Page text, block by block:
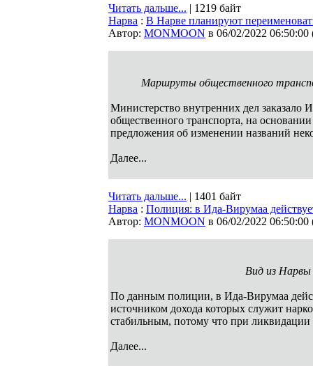
Читать дальше... | 1219 байт
Нарва : В Нарве планируют
Автор: MONMOON в 06/02/2022 06:50:00
Маршруты общественного
Министерство внутренних дел заказало
общественного транспорта, на
предложения об изменении названий
Далее...
Читать дальше... | 1401 байт
Нарва : Полиция: в Ида-Вирумаа
Автор: MONMOON в 06/02/2022 06:50:00
Вид из
По данным полиции, в Ида-Вирумаа
источником дохода которых служит
стабильным, потому что при ликвидации
Далее...